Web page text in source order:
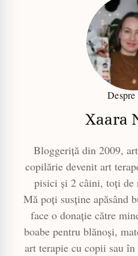
Despre
Xaara
Bloggeriță din 2009,
copilărie devenit art
pisici și 2 câini, toți de
Mă poți susține apăsând
face o donație către
boabe pentru blănoși,
art terapie cu copii sau